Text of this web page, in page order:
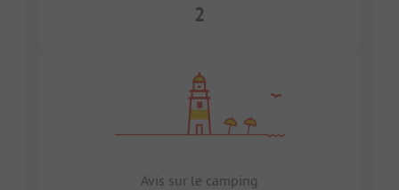
2
Avis sur le camping